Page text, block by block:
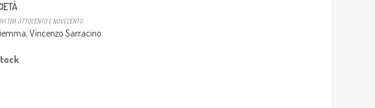
TRA OTTOCENTO E NOVECENTO.
, Vincenzo Sarracino